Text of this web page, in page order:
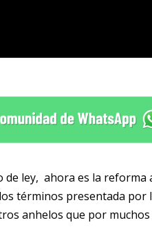
ley, ahora es la reforma
términos presentada por
anhelos que por